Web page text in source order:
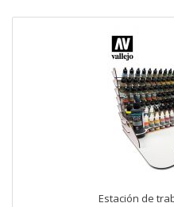
Estación de